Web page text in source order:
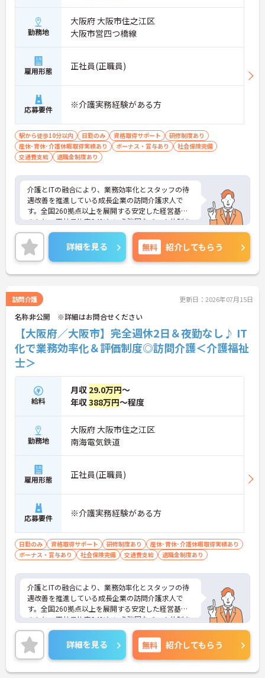
勤務地
大阪府 大阪市住之江区
大阪市営四つ橋線
雇用形態 正社員(正職員)
応募要件 ※介護実務経験がある方
駅から徒歩10分以内 日勤のみ 資格取得サポート
研修制度あり
産休･育休･介護休暇取得実績あり
ボーナス・賞与あり
社会保険完備
交通費支給
退職金制度あり
介護とITの融合により、業務効率化とスタッフの待
遇改善を推進している成長企業の訪問介護求人で
す。全国260拠点以上を展開する安定した経営基盤
のもと、正社員比率94%という強固なチーム体制を
構築しています。介護福祉士資格手当や年2回の評価
面談など、専門資格と成果が収入に直結する仕組み
が整っています。夜勤なしの完全週休2日制（曜日固
定）を採用し、日々の記録業務はスマートフォンで
完結するため、施設勤務特有の不規則なシフトや煩
定期的な面談で不安を解消できるフォロー体制もあ
り、介護福祉士としてサ責や管理者への着実なキャ
リアアップを目指す有資格者の方に推奨できる環境
です。
★おすすめPOINT★
【夜勤なし・曜日固定の休日で、身体への負担を抑
えた働き方が実現できます】
しないため、生活リズムを整えながら健康的に働き
続けることができます
により、先々の予定が立てやすくプライベートの時
間をしっかりと確保できる環境です
【専門資格を活かした収入アップと明確なキャリア
形成が期待できます】
・介護福祉士資格手当が支給されるほか、年2回の
・サービス提供責任者や管理者へのキャリアアップ
も目指せます
【IT化と手厚いフォロー体制により、業務のストレ
スを軽減できます】
・記録票の提出やシフト確認をすべてスマートフォ
ンで行えるため、手書きの書類作成や事業所への移
動の手間が省けケア業務に集中できます
・定期的な面談を通じて上司がフォローする体制が
あり、訪問介護でありながら孤立することなくチー
ムの支援を受けながら業務に取り組めます
詳細を見る 無料 紹介してもらう
訪問介護 更新日：2026年07月15日
名称非公開 ※詳細はお問合せください
【大阪府／大阪市】完全週休2日＆夜勤なし♪ IT
化で業務効率化＆評価制度◎訪問介護＜介護福祉
士＞
給料
月収 29.0万円～
年収388万円～程度
勤務地
大阪府 大阪市住之江区
南海電気鉄道
雇用形態 正社員(正職員)
応募要件 ※介護実務経験がある方
日勤のみ 資格取得サポート 研修制度あり
産休･育休･介護休暇取得実績あり
ボーナス・賞与あり
社会保険完備 交通費支給 退職金制度あり
介護とITの融合により、業務効率化とスタッフの待
遇改善を推進している成長企業の訪問介護求人で
す。全国260拠点以上を展開する安定した経営基盤
のもと、正社員比率94%という強固なチーム体制を
構築しています。介護福祉士資格手当や年2回の評価
面談など、専門資格と成果が収入に直結する仕組み
が整っています。夜勤なしの完全週休2日制（曜日固
定）を採用し、日々の記録業務はスマートフォンで
完結するため、施設勤務特有の不規則なシフトや煩
詳細を見る 無料 紹介してもらう